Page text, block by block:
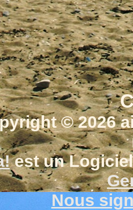
© 2026
est un
Nous